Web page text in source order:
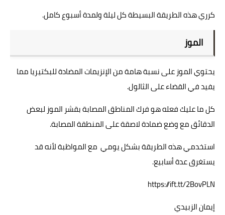
كرري هذه الطريقة البسيطة كل ليلة ولمدة أسبوع كامل.
الموز
يحتوي الموز على نسبة هامة من الإنزيمات المضادة للبكتيريا مما
يفيد في القضاء على الثالول.
كل ما عليك فعله هو فرك المناطق المصابة بقشر الموز لبعض
الدقائق مع وضع ضمادة لاصقة على المنطقة المصابة.
استخدمي هذه الطريقة بشكل يومي مع المواظبة لأنه قد
يستغرق عدة أسابيع.
https://ift.tt/2BovPLN
إيمان الزبيدي